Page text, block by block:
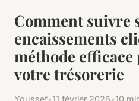
Comment suivre
encaissements
méthode
votre trésorerie